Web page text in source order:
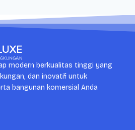
modern berkualitas tinggi yang
dan inovatif untuk
bangunan komersial Anda